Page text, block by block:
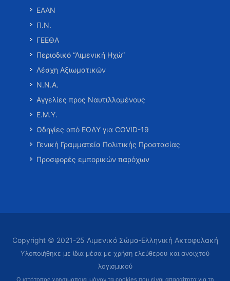
ΕΑΑΝ
Π.Ν.
ΓΕΕΘΑ
Περιοδικό “Λιμενική Ηχώ”
Λέσχη Αξιωματικών
Ν.Ν.Α.
Αγγελίες προς Ναυτιλλομένους
Ε.Μ.Υ.
Οδηγίες από ΕΟΔΥ για COVID-19
Γενική Γραμματεία Πολιτικής Προστασίας
Προσφορές εμπορικών παρόχων
Copyright © 2021-25 Λιμενικό Σώμα-Ελληνική Ακτοφυλακή
Υλοποιήθηκε με ίδια μέσα με χρήση ελεύθερου και ανοιχτού
λογισμικού
Ο ιστότοπος χρησιμοποιεί μόνον τα cookies που είναι απαραίτητα για τη